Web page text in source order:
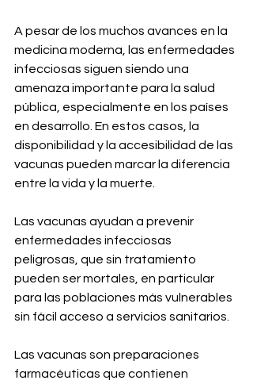
A pesar de los muchos avances en la
medicina moderna, las enfermedades
infecciosas siguen siendo una
amenaza importante para la salud
pública, especialmente en los países
en desarrollo. En estos casos, la
disponibilidad y la accesibilidad de las
vacunas pueden marcar la diferencia
entre la vida y la muerte.
Las vacunas ayudan a prevenir
enfermedades infecciosas
peligrosas, que sin tratamiento
pueden ser mortales, en particular
para las poblaciones más vulnerables
sin fácil acceso a servicios sanitarios.
Las vacunas son preparaciones
farmacéuticas que contienen